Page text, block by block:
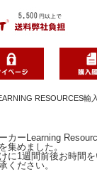
RESOURCES輸
カーLearning
集めました。
に1週間前後お時間
ください。